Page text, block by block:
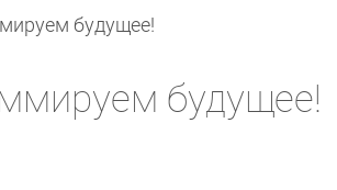
будущее!
будущее!